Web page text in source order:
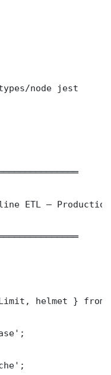
node jest
ETL —
helmet } from